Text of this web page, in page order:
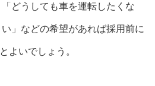
「どうしても車を運転したくな
い」などの希望があれば採用前に
よいでしょう。